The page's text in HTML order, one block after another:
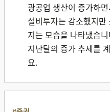
광공업 생산이 증가하
설비투자는 감소했지
지는 모습을 나타냈습
지난달의 증가 추세를
요.